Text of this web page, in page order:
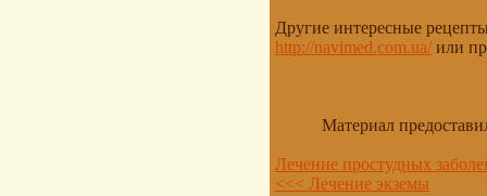
Другие интересные
http://navimed.com.ua/ или
Материал
Лечение простудных
<<< Лечение экземы